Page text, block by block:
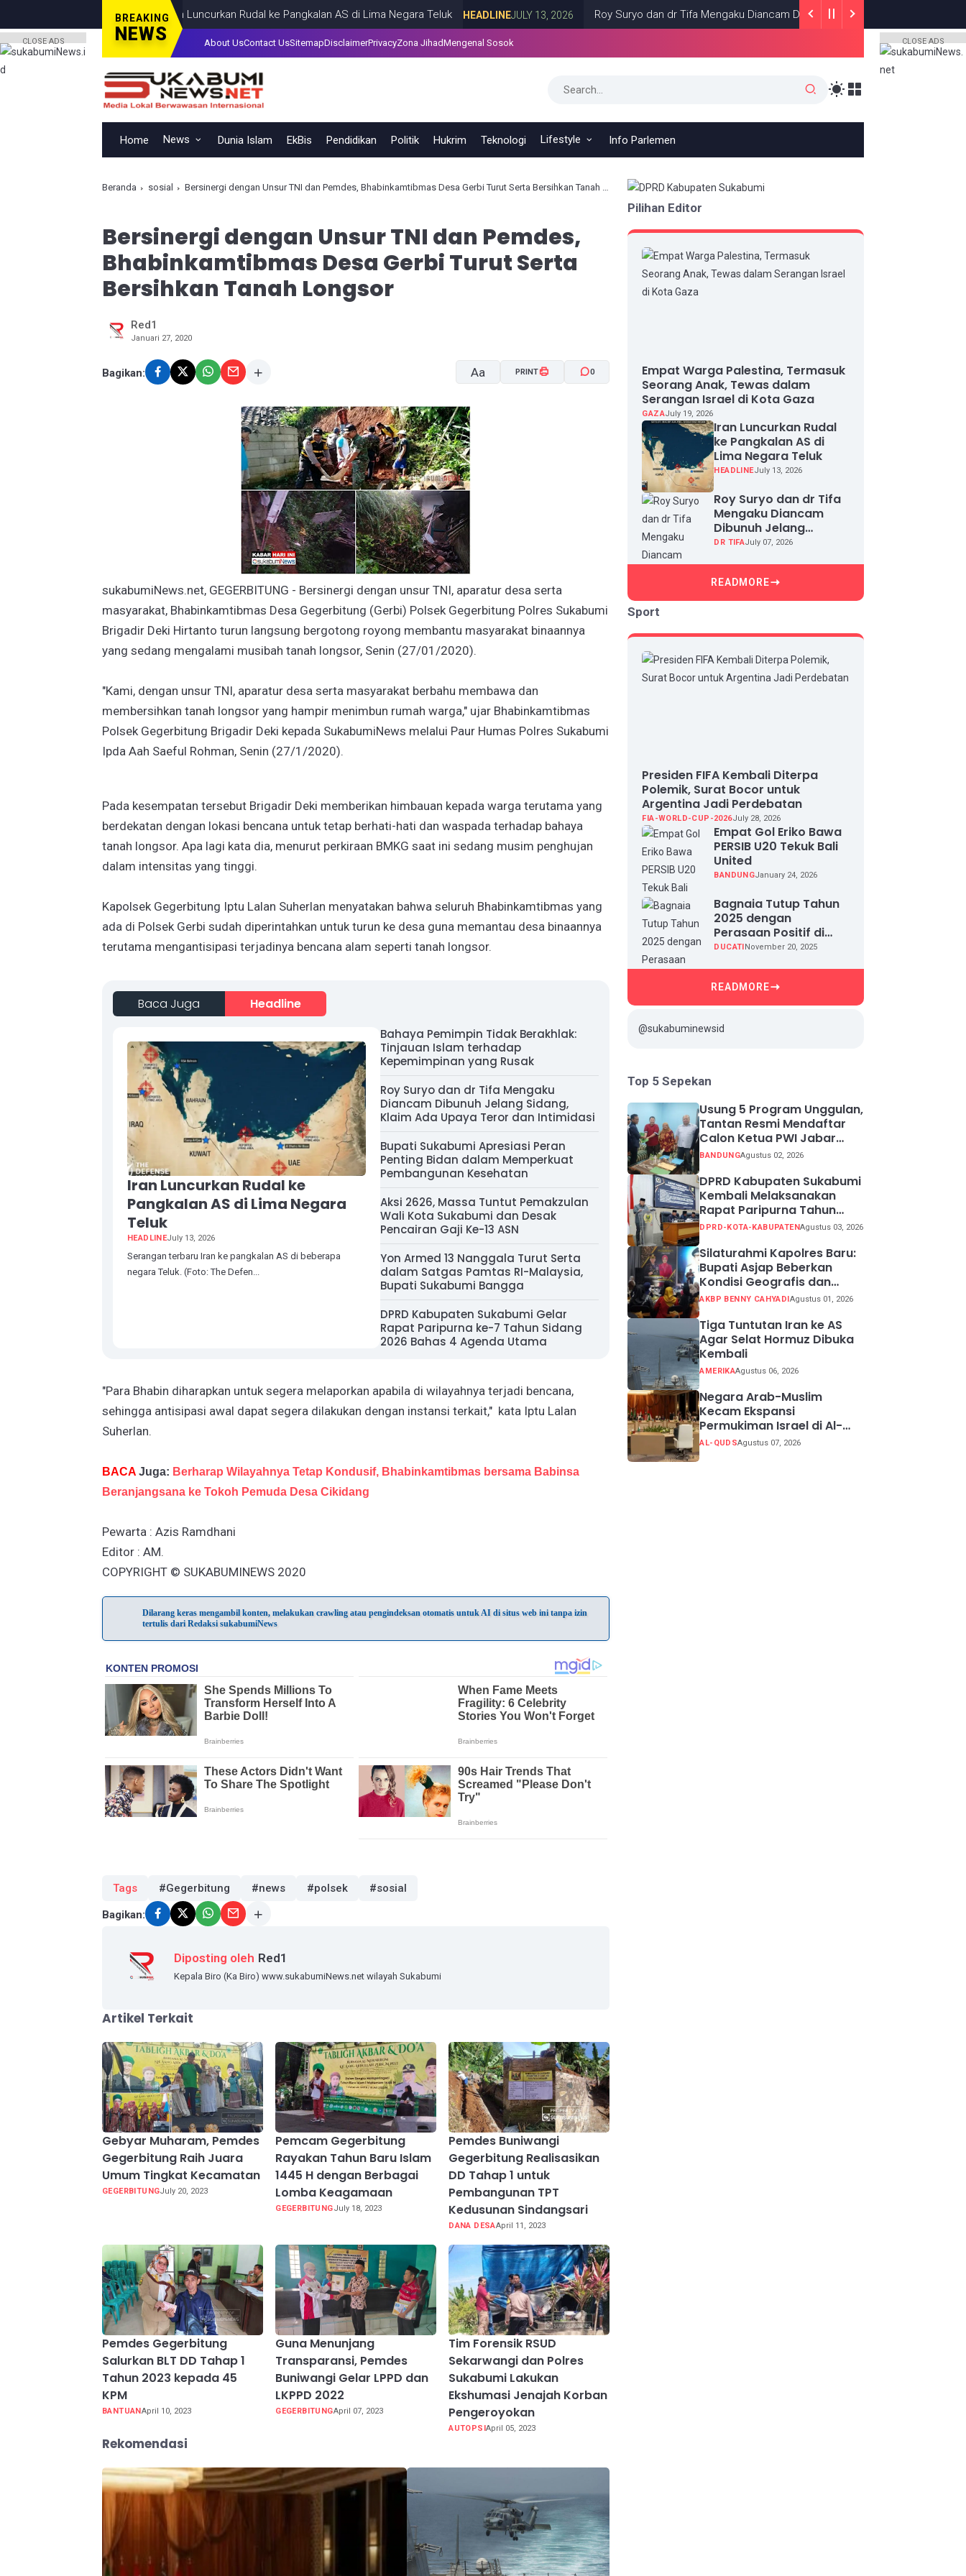
BREAKING
NEWS
Iran Luncurkan Rudal ke Pangkalan AS di Lima Negara Teluk HEADLINE JULY 13, 2026 Roy Suryo dan dr Tifa Mengaku Diancam Dibunuh Jelang Sidang, Klaim Ada Upaya
About UsContact UsSitemapDisclaimerPrivacyZona JihadMengenal Sosok
Home News Dunia Islam EkBis Pendidikan Politik Hukrim Teknologi Lifestyle Info Parlemen
Beranda sosial Bersinergi dengan Unsur TNI dan Pemdes, Bhabinkamtibmas Desa Gerbi Turut Serta Bersihkan Tanah Longsor
Bersinergi dengan Unsur TNI dan Pemdes,
Bhabinkamtibmas Desa Gerbi Turut Serta
Bersihkan Tanah Longsor
Red1
Januari 27, 2020
Bagikan: Aa PRINT 0
sukabumiNews.net, GEGERBITUNG - Bersinergi dengan unsur TNI, aparatur desa serta
masyarakat, Bhabinkamtibmas Desa Gegerbitung (Gerbi) Polsek Gegerbitung Polres Sukabumi
Brigadir Deki Hirtanto turun langsung bergotong royong membantu masyarakat binaannya
yang sedang mengalami musibah tanah longsor, Senin (27/01/2020).
"Kami, dengan unsur TNI, aparatur desa serta masyarakat berbahu membawa dan
membersihkan tanah longsor yang hampir menimbun rumah warga," ujar Bhabinkamtibmas
Polsek Gegerbitung Brigadir Deki kepada SukabumiNews melalui Paur Humas Polres Sukabumi
Ipda Aah Saeful Rohman, Senin (27/1/2020).
Pada kesempatan tersebut Brigadir Deki memberikan himbauan kepada warga terutama yang
berdekatan dengan lokasi bencana untuk tetap berhati-hati dan waspada terhadap bahaya
tanah longsor. Apa lagi kata dia, menurut perkiraan BMKG saat ini sedang musim penghujan
dalam intensitas yang tinggi.
Kapolsek Gegerbitung Iptu Lalan Suherlan menyatakan bahwa seluruh Bhabinkamtibmas yang
ada di Polsek Gerbi sudah diperintahkan untuk turun ke desa guna memantau desa binaannya
terutama mengantisipasi terjadinya bencana alam seperti tanah longsor.
Baca Juga Headline
Iran Luncurkan Rudal ke
Pangkalan AS di Lima Negara
Teluk
HEADLINEJuly 13, 2026
Serangan terbaru Iran ke pangkalan AS di beberapa
negara Teluk. (Foto: The Defen...
Bahaya Pemimpin Tidak Berakhlak:
Tinjauan Islam terhadap
Kepemimpinan yang Rusak
Roy Suryo dan dr Tifa Mengaku
Diancam Dibunuh Jelang Sidang,
Klaim Ada Upaya Teror dan Intimidasi
Bupati Sukabumi Apresiasi Peran
Penting Bidan dalam Memperkuat
Pembangunan Kesehatan
Aksi 2626, Massa Tuntut Pemakzulan
Wali Kota Sukabumi dan Desak
Pencairan Gaji Ke-13 ASN
Yon Armed 13 Nanggala Turut Serta
dalam Satgas Pamtas RI-Malaysia,
Bupati Sukabumi Bangga
DPRD Kabupaten Sukabumi Gelar
Rapat Paripurna ke-7 Tahun Sidang
2026 Bahas 4 Agenda Utama
"Para Bhabin diharapkan untuk segera melaporkan apabila di wilayahnya terjadi bencana,
sehingga antisipasi awal dapat segera dilakukan dengan instansi terkait," kata Iptu Lalan
Suherlan.
BACA Juga: Berharap Wilayahnya Tetap Kondusif, Bhabinkamtibmas bersama Babinsa
Beranjangsana ke Tokoh Pemuda Desa Cikidang
Pewarta : Azis Ramdhani
Editor : AM.
COPYRIGHT © SUKABUMINEWS 2020
Dilarang keras mengambil konten, melakukan crawling atau pengindeksan otomatis untuk AI di situs web ini tanpa izin
tertulis dari Redaksi sukabumiNews
Tags #Gegerbitung #news #polsek #sosial
Bagikan:
Diposting oleh Red1
Kepala Biro (Ka Biro) www.sukabumiNews.net wilayah Sukabumi
Artikel Terkait
Gebyar Muharam, Pemdes
Gegerbitung Raih Juara
Umum Tingkat Kecamatan
GEGERBITUNGJuly 20, 2023
Pemcam Gegerbitung
Rayakan Tahun Baru Islam
1445 H dengan Berbagai
Lomba Keagamaan
GEGERBITUNGJuly 18, 2023
Pemdes Buniwangi
Gegerbitung Realisasikan
DD Tahap 1 untuk
Pembangunan TPT
Kedusunan Sindangsari
DANA DESAApril 11, 2023
Pemdes Gegerbitung
Salurkan BLT DD Tahap 1
Tahun 2023 kepada 45
KPM
BANTUAN April 10, 2023
Guna Menunjang
Transparansi, Pemdes
Buniwangi Gelar LPPD dan
LKPPD 2022
GEGERBITUNGApril 07, 2023
Tim Forensik RSUD
Sekarwangi dan Polres
Sukabumi Lakukan
Ekshumasi Jenajah Korban
Pengeroyokan
AUTOPSIApril 05, 2023
Rekomendasi
Pilihan Editor
Empat Warga Palestina, Termasuk
Seorang Anak, Tewas dalam
Serangan Israel di Kota Gaza
GAZAJuly 19, 2026
Iran Luncurkan Rudal
ke Pangkalan AS di
Lima Negara Teluk
HEADLINEJuly 13, 2026
Roy Suryo dan dr Tifa
Mengaku Diancam
Dibunuh Jelang
Sidang, Klaim Ada
DR TIFAJuly 07, 2026
READMORE
Sport
Presiden FIFA Kembali Diterpa
Polemik, Surat Bocor untuk
Argentina Jadi Perdebatan
FIA-WORLD-CUP-2026July 28, 2026
Empat Gol Eriko Bawa
PERSIB U20 Tekuk Bali
United
BANDUNGJanuary 24, 2026
Bagnaia Tutup Tahun
2025 dengan
Perasaan Positif di
Valencia Test
DUCATINovember 20, 2025
READMORE
@sukabuminewsid
Top 5 Sepekan
Usung 5 Program Unggulan,
Tantan Resmi Mendaftar
Calon Ketua PWI Jabar
2026-2031
BANDUNGAgustus 02, 2026
DPRD Kabupaten Sukabumi
Kembali Melaksanakan
Rapat Paripurna Tahun
Sidang 2026
DPRD-KOTA-KABUPATENAgustus 03, 2026
Silaturahmi Kapolres Baru:
Bupati Asjap Beberkan
Kondisi Geografis dan
Potensi Kabupaten
AKBP BENNY CAHYADIAgustus 01, 2026
Tiga Tuntutan Iran ke AS
Agar Selat Hormuz Dibuka
Kembali
AMERIKAAgustus 06, 2026
Negara Arab-Muslim
Kecam Ekspansi
Permukiman Israel di Al-
Quds Timur
AL-QUDSAgustus 07, 2026
CLOSE ADS CLOSE ADS